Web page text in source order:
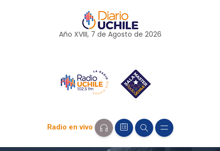
Año XVIII, 7 de Agosto de 2026
Radio en vivo